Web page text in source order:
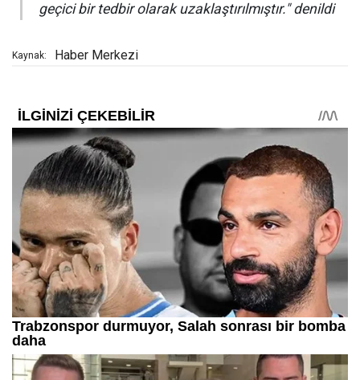
geçici bir tedbir olarak uzaklaştırılmıştır." denildi
Kaynak: Haber Merkezi